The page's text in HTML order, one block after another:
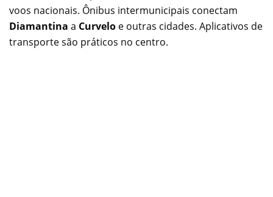
voos nacionais. Ônibus intermunicipais conectam
Diamantina a Curvelo e outras cidades. Aplicativos de
transporte são práticos no centro.